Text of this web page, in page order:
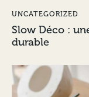
UNCATEGORIZED
Slow Déco :
durable